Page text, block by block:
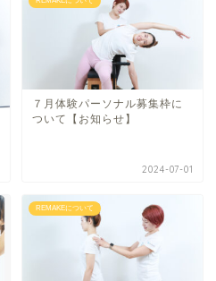
７月体験パーソナル募集枠に
ついて【お知らせ】
2024-07-01
REMAKEについて